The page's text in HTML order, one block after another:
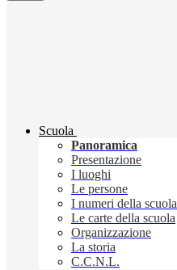
Scuola
Panoramica
Presentazione
I luoghi
Le persone
I numeri della scuola
Le carte della scuola
Organizzazione
La storia
C.C.N.L.